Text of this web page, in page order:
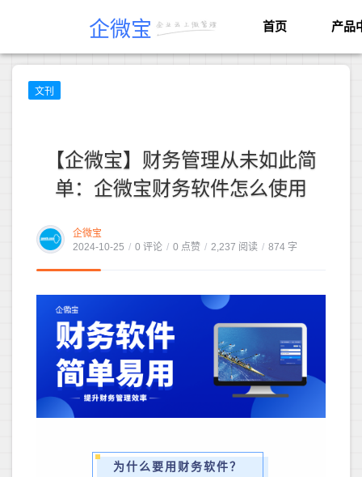
企微宝 首页 产品
文刊
【企微宝】财务管理从未如此简
单：企微宝财务软件怎么使用
企微宝
2024-10-25 / 0 评论 / 0 点赞 / 2,237 阅读 / 874 字
为什么要用财务软件？